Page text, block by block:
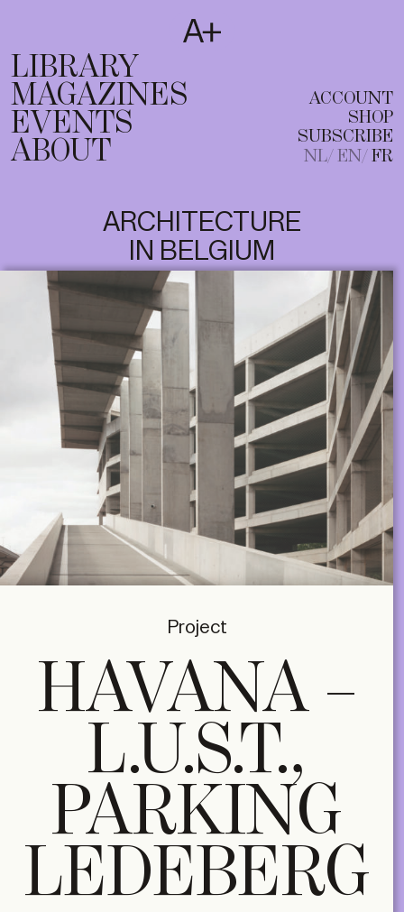
T
EN FR
LIBRARY
MAGAZINES
EVENTS
ABOUT
ACCOUNT
SHOP
SUBSCRIBE
NL EN FR
ARCHITECTURE
IN BELGIUM
Project
HAVANA –
L.U.S.T.,
PARKING
LEDEBERG